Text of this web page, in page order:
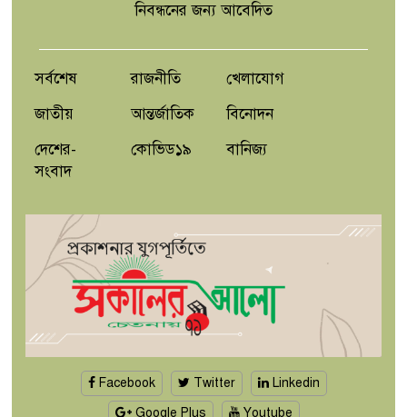
নিবন্ধনের জন্য আবেদিত
সর্বশেষ
জাতীয়
দেশের-
সংবাদ
রাজনীতি
আন্তর্জাতিক
কোভিড১৯
খেলাযোগ
বিনোদন
বানিজ্য
Facebook Twitter
Linkedin
Google Plus
Youtube